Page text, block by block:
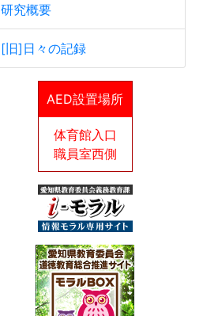
研究概要
[旧]日々の記録
AED設置場所
体育館入口
職員室西側